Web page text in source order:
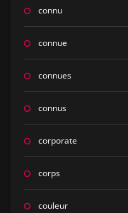
connu
connue
connues
connus
corporate
corps
couleur